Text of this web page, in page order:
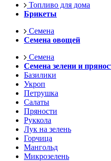
Топливо для дома
Брикеты
Семена
Семена овощей
Семена
Семена зелени и
Базилики
Укроп
Петрушка
Салаты
Пряности
Руккола
Лук на зелень
Горчица
Мангольд
Микрозелень